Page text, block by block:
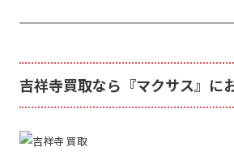
吉祥寺買取なら『マクサス』に